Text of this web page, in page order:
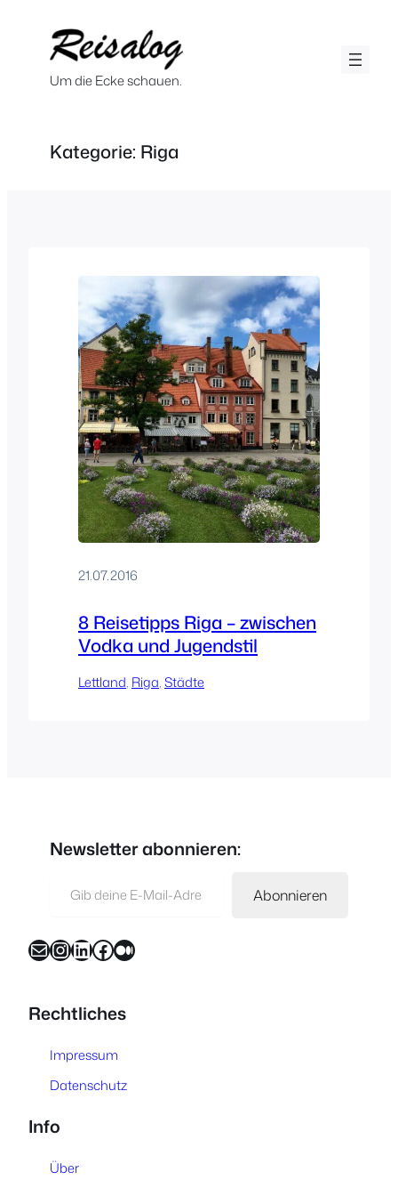
springenUm die Ecke schauen.
Kategorie: Riga
21.07.2016
8 Reisetipps Riga – zwischen
Vodka und Jugendstil
Lettland, Riga, Städte
Newsletter abonnieren:
Abonnieren
E-Mail InstagramLinkedIn Facebook Medium
Rechtliches
Impressum
Datenschutz
Info
Über